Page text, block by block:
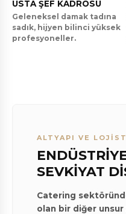
USTA ŞEF KADROSU
Geleneksel damak tadına
sadık, hijyen bilinci yüksek
profesyoneller.
ALTYAPI VE
SEVKİYAT
Catering
olan bir diğer unsur